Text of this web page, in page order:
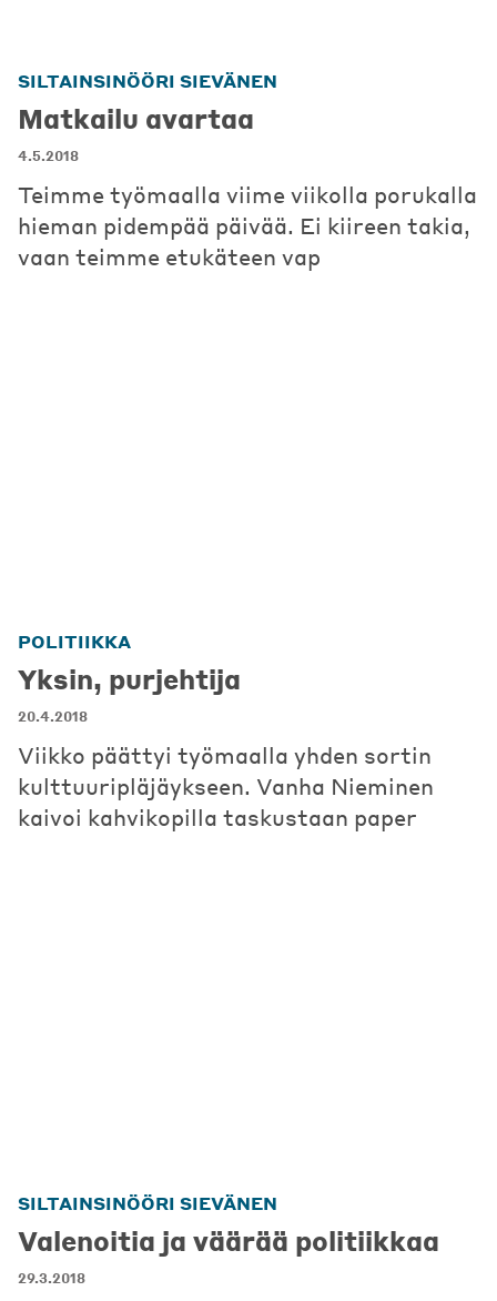
SILTAINSINÖÖRI SIEVÄNEN
Matkailu avartaa
4.5.2018
Teimme työmaalla viime viikolla porukalla
hieman pidempää päivää. Ei kiireen takia,
vaan teimme etukäteen vap
POLITIIKKA
Yksin, purjehtija
20.4.2018
Viikko päättyi työmaalla yhden sortin
kulttuuripläjäykseen. Vanha Nieminen
kaivoi kahvikopilla taskustaan paper
SILTAINSINÖÖRI SIEVÄNEN
Valenoitia ja väärää politiikkaa
29.3.2018